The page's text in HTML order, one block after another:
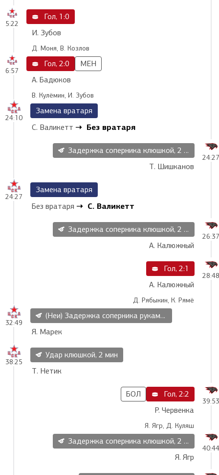
5:22
Гол, 1:0
И. Зубов
Д. Моня, В. Козлов
6:57
Гол, 2:0
МЕН
А. Бадюков
В. Кулёмин, И. Зубов
24:10
Замена вратаря
С. Валикетт
Без вратаря
24:27
Задержка соперника клюшкой, 2 мин
Т. Шишканов
24:27
Замена вратаря
Без вратаря
С. Валикетт
26:37
Задержка соперника клюшкой, 2 мин
А. Калюжный
28:48
Гол, 2:1
А. Калюжный
Д. Рябыкин, К. Рямё
32:49
(Неи) Задержка соперника руками, 2 мин
Я. Марек
38:25
Удар клюшкой, 2 мин
Т. Нетик
39:53
БОЛ
Гол, 2:2
Р. Червенка
Я. Ягр, Д. Куляш
40:44
Задержка соперника клюшкой, 2 мин
Я. Ягр